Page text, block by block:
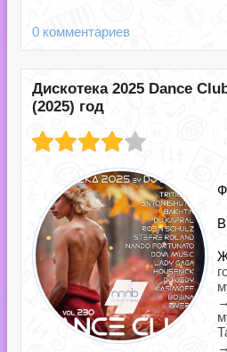
0 комментариев
Дискотека 2025 Dance
(2025) год